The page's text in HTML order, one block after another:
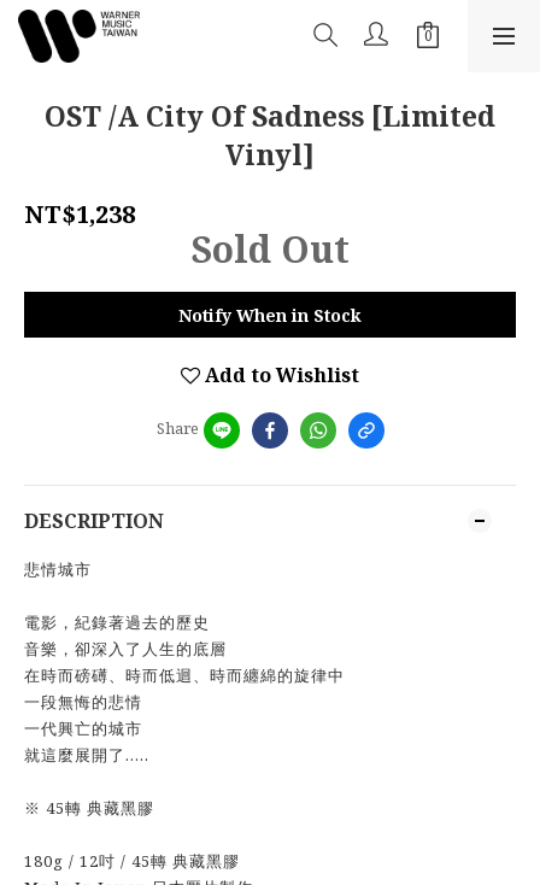
OST /A City Of Sadness [Limited
Vinyl]
NT$1,238
Sold Out
Notify When in Stock
Add to Wishlist
Share
DESCRIPTION
悲情城市
電影，紀錄著過去的歷史
音樂，卻深入了人生的底層
在時而磅礡、時而低迴、時而纏綿的旋律中
一段無悔的悲情
一代興亡的城市
就這麼展開了…..
※ 45轉 典藏黑膠
180g / 12吋 / 45轉 典藏黑膠